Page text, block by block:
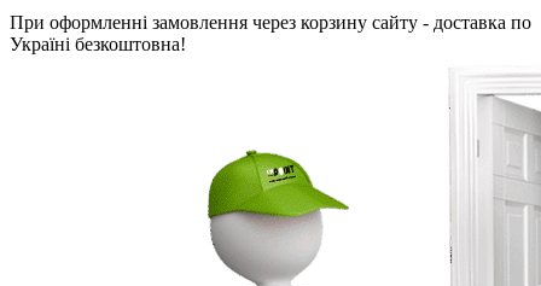
При оформленні замовлення через корзину сайту - доставка по
Україні безкоштовна!